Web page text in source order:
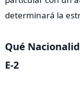
determinará la
Qué
E-2